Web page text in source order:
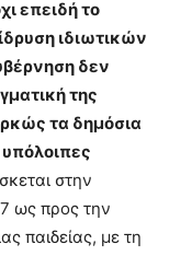
επειδή το
ιδιωτικών
δεν
της
τα δημόσια
στην
ως προς την
παιδείας, με τη